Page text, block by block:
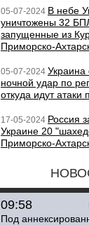
05-07-2024 В небе
уничтожены 32
запущенные из
Приморско-
05-07-2024 Украина
ночной удар по
откуда идут атаки
17-05-2024 Россия
Украине 20
Приморско-
09:58
Под